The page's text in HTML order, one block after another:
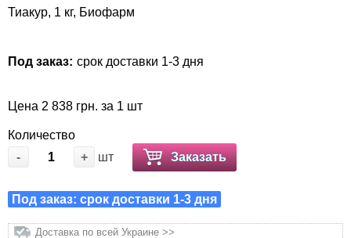
Тиакур, 1 кг, Биофарм
Под заказ: срок доставки 1-3 дня
Цена 2 838 грн. за 1 шт
Количество
-
+ шт Заказать
Под заказ: срок доставки 1-3 дня
Доставка по всей Украине >>
Одяг та взуття
Переноски, сумки, клітки
Післяопераційні засоби та витратні
Подарункові сертифікати